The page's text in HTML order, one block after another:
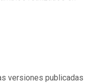
versiones publicadas